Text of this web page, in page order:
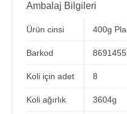
Ambalaj Bilgileri
Ürün cinsi
Barkod
Koli için adet
Koli ağırlık
400g
8
3604g